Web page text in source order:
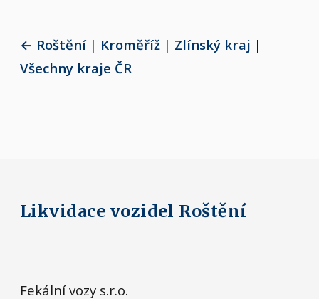
← Roštění | Kroměříž | Zlínský kraj |
Všechny kraje ČR
Likvidace vozidel Roštění
Fekální vozy s.r.o.